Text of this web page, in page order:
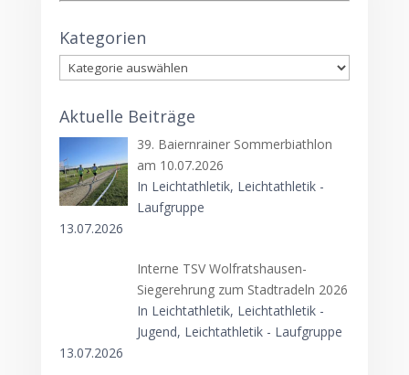
Kategorien
Kategorien
Aktuelle Beiträge
39. Baiernrainer Sommerbiathlon
am 10.07.2026
In Leichtathletik, Leichtathletik -
Laufgruppe
13.07.2026
Interne TSV Wolfratshausen-
Siegerehrung zum Stadtradeln 2026
In Leichtathletik, Leichtathletik -
Jugend, Leichtathletik - Laufgruppe
13.07.2026